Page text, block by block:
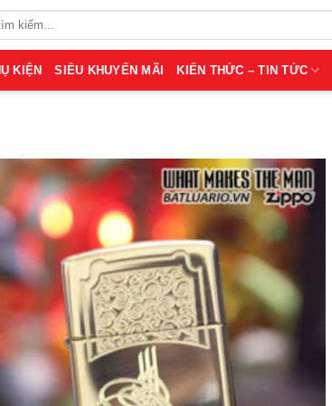
KIỆN SIÊU KHUYẾN MÃI KIẾN THỨC – TIN TỨC